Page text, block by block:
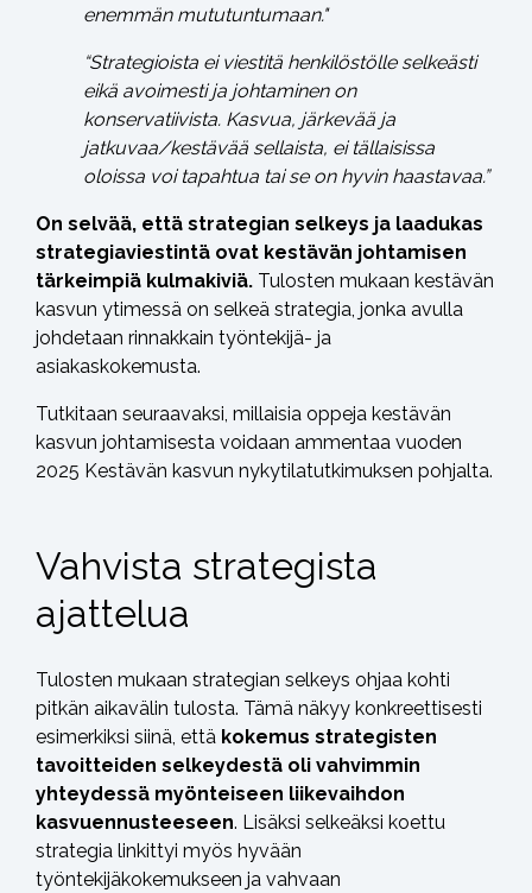
enemmän mututuntumaan."
“Strategioista ei viestitä henkilöstölle selkeästi
eikä avoimesti ja johtaminen on
konservatiivista. Kasvua, järkevää ja
jatkuvaa/kestävää sellaista, ei tällaisissa
oloissa voi tapahtua tai se on hyvin haastavaa.”
On selvää, että strategian selkeys ja laadukas
strategiaviestintä ovat kestävän johtamisen
tärkeimpiä kulmakiviä. Tulosten mukaan kestävän
kasvun ytimessä on selkeä strategia, jonka avulla
johdetaan rinnakkain työntekijä- ja
asiakaskokemusta.
Tutkitaan seuraavaksi, millaisia oppeja kestävän
kasvun johtamisesta voidaan ammentaa vuoden
2025 Kestävän kasvun nykytilatutkimuksen pohjalta.
Vahvista strategista
ajattelua
Tulosten mukaan strategian selkeys ohjaa kohti
pitkän aikavälin tulosta. Tämä näkyy konkreettisesti
esimerkiksi siinä, että kokemus strategisten
tavoitteiden selkeydestä oli vahvimmin
yhteydessä myönteiseen liikevaihdon
kasvuennusteeseen. Lisäksi selkeäksi koettu
strategia linkittyi myös hyvään
työntekijäkokemukseen ja vahvaan